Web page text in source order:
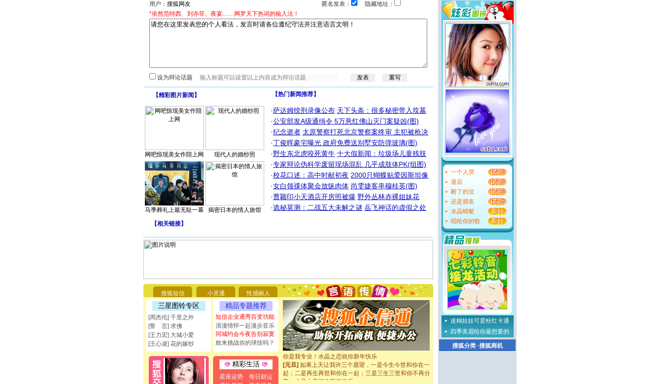
用户： 匿名发表：
隐藏地址：
*依然范特西、刘亦菲、夜宴……网罗天下热词的输入法！
设为辩论话题
【精彩图片新闻 】
网吧惊现美女作陪上网 现代人的婚纱照
马季葬礼上最无耻一幕 揭密日本的情人旅馆
【热门新闻推荐】
·萨达姆绞刑录像公布 天下头条：很多秘密带入坟墓
·公安部发A级通缉令 5万悬红佛山灭门案疑凶(图)
·纪念逝者 太原警察打死北京警察案终审 主犯被枪决
·丁俊晖豪宅曝光 政府免费送别墅安防弹玻璃(图)
·野生东北虎咬死黄牛 十大假新闻：垃圾场儿童残肢
·专家辩论伪科学废留现场混乱 几乎成肢体PK(组图)
·校花口述：高中时献初夜 2000只蝴蝶贴爱因斯坦像
·女白领祼体聚会放纵肉体 尚雯婕客串穆桂英(图)
·曹颖印小天酒店开房照被爆 野外丛林赤裸姐妹花
·诡秘莫测：二战五大未解之谜 岳飞神话的虚假之处
【相关链接】
搜狐短信 小灵通 性感丽人
三星图铃专区
[周杰伦] 千里之外
[誓 言] 求佛
[王力宏] 大城小爱
[王心凌] 花的嫁纱
精品专题推荐
短信企业通秀百变功能
浪漫情怀一起漫步音乐
同城约会今夜告别寂寞
敢来挑战你的球技吗？
精彩生活
星座运势
每日财运
要平安！千万要知足！千万不要忘记我！
[圣诞节]不只这样的日子才会想起你,而是这样的日子才
能正大光明地骚扰你,告诉你,圣诞要快乐!新年要快乐!天天
都要快乐噢!
[圣诞节]奉上一颗祝福的心,在这个特别的日子里,愿幸福,
如意,快乐,鲜花,一切美好的祝愿与你同在.圣诞快乐!
[元旦]看到你我会触电；看不到你我要充电；没有你我会
断电。爱你是我职业，想你是我事业，抱你是我特长，吻
你是我专业！水晶之恋祝你新年快乐
[元旦]如果上天让我许三个愿望，一是今生今世和你在一
起；二是再生再世和你在一起；三是三生三世和你不再分
离。水晶之恋祝你新年快乐
一个人哭
退后
断了的弦
还是朋友
水晶蜻蜓
唱给你的歌
迷糊娃娃可爱粉红卡通
四季美眉给你最想要的
搜狐分类·搜狐商机